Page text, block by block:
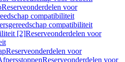
Reserveonderdelen voor
compatibiliteit
compatibiliteit
[2]Reserveonderdelen voor
Reserveonderdelen voor
Reserveonderdelen voor